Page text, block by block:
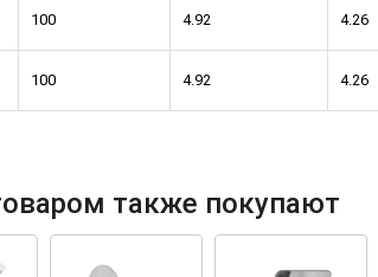
100 4.92 4.26
100 4.92 4.26
также покупают